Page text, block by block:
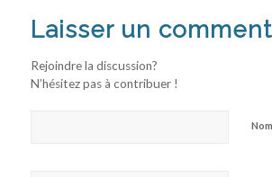
Laisser un
Rejoindre la discussion?
N’hésitez pas à contribuer !
Nom